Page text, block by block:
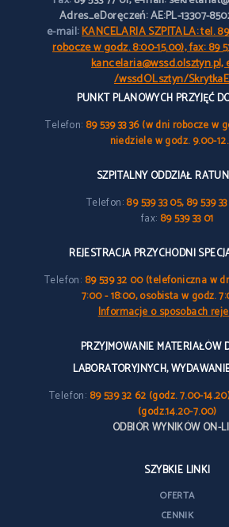
Adres_eDoręczeń: AE:PL-13307-
e-mail:KANCELARIA SZPITALA: tel.
robocze w godz. 8:00-15.00), fax: 89
kancelaria@wssd.olsztyn.pl,
/wssdOLsztyn/
PUNKT PLANOWYCH PRZYJĘĆ
Telefon: 89 539 33 36 (w dni robocze w
niedziele w godz. 9.00-
SZPITALNY ODDZIAŁ
Telefon:89 539 33 05, 89 539
fax: 89 539 33 01
REJESTRACJA PRZYCHODNI
Telefon: 89 539 32 00 (telefoniczna w
7:00 - 18:00, osobista w godz.
Informacje o sposobach
PRZYJMOWANIE MATERIAŁÓW
LABORATORYJNYCH,
Telefon: 89 539 32 62 (godz. 7.00-
(godz.14.20-7.00)
ODBIÓR WYNIKÓW ON-
SZYBKIE LINKI
OFERTA
CENNIK